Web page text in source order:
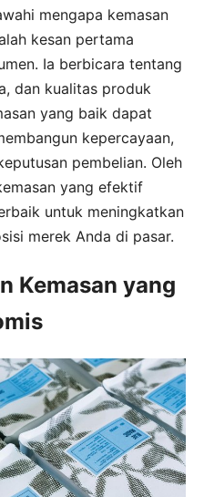
mengapa kemasan
kesan pertama
Ia berbicara tentang
dan kualitas produk
yang baik dapat
kepercayaan,
pembelian. Oleh
yang efektif
untuk meningkatkan
merek Anda di pasar.
Kemasan yang